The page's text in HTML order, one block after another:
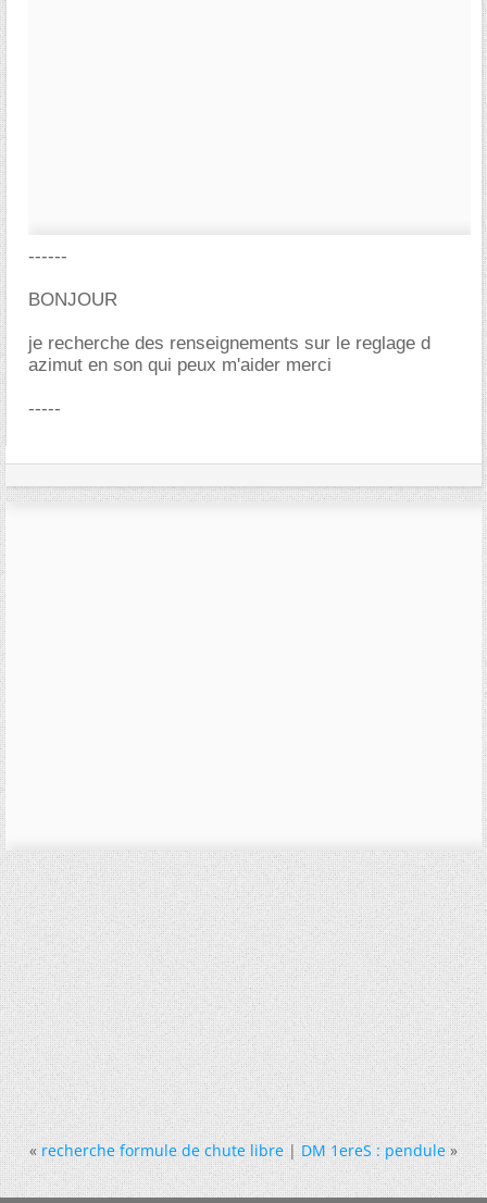
------
BONJOUR
je recherche des renseignements sur le reglage d
azimut en son qui peux m'aider merci
-----
« recherche formule de chute libre|DM 1ereS : pendule »